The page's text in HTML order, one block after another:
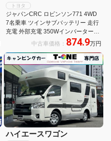
トヨタ
ジャパンCRC ロビンソン771 4WD
7名乗車 ツインサブバッテリー 走行
充電 外部充電 350Wインバーター
FFヒーター 冷蔵庫 TV マックスファ
バックカメラ キャンピングカー
中古車価格： 874.9万円
ハイエースワゴン